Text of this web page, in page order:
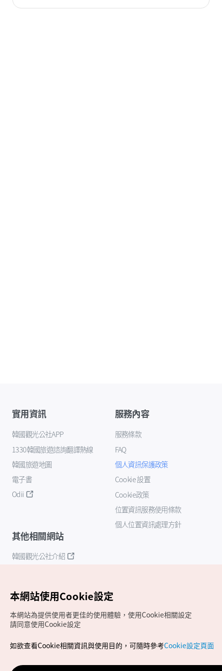
實用資訊
韓國觀光公社APP
1330韓國旅遊諮詢翻譯熱線
韓國旅遊地圖
電子書
Odii
服務內容
服務條款
FAQ
個人資訊保護政策
Cookie 設置
Cookie政策
位置資訊服務使用條款
個人位置資訊處理方針
其他相關網站
韓國觀光公社介紹
Copyrights (c) 韓國觀光公社版權所有
如有相關疑問或建議，歡迎來信至官方信箱
本網站使用Cookie設定
本網站為提供使用者更佳的使用體驗，使用Cookie相關設定
請同意使用Cookie設定
如欲查看Cookie相關資訊與使用目的，可隨時參考Cookie設定頁面